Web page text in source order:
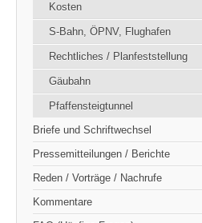
Kosten
S-Bahn, ÖPNV, Flughafen
Rechtliches / Planfeststellung
Gäubahn
Pfaffensteigtunnel
Briefe und Schriftwechsel
Pressemitteilungen / Berichte
Reden / Vorträge / Nachrufe
Kommentare